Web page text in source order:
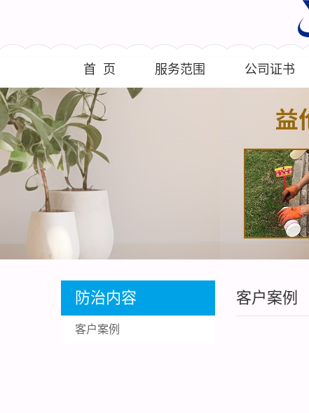
首 页 服务范围 公司证书
防治内容
客户案例
客户案例